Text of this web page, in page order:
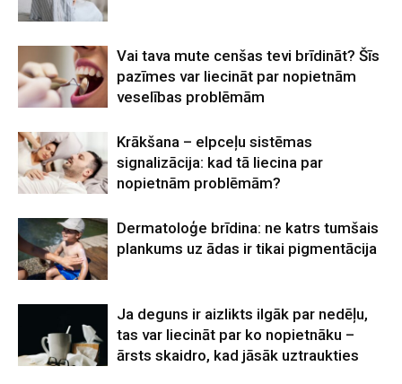
Vai tava mute cenšas tevi brīdināt? Šīs
pazīmes var liecināt par nopietnām
veselības problēmām
Krākšana – elpceļu sistēmas
signalizācija: kad tā liecina par
nopietnām problēmām?
Dermatoloģe brīdina: ne katrs tumšais
plankums uz ādas ir tikai pigmentācija
Ja deguns ir aizlikts ilgāk par nedēļu,
tas var liecināt par ko nopietnāku –
ārsts skaidro, kad jāsāk uztraukties